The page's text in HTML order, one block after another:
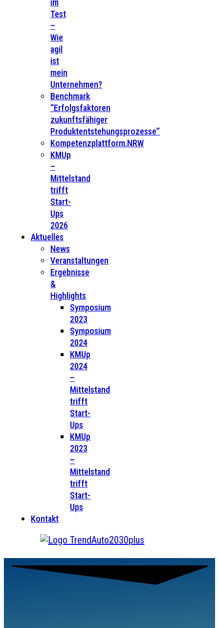
im
Test
–
Wie
agil
ist
mein
Unternehmen?
Benchmark
“Erfolgsfaktoren
zukunftsfähiger
Produktentstehungsprozesse”
Kompetenzplattform.NRW
KMUp
–
Mittelstand
trifft
Start-
Ups
2026
Aktuelles
News
Veranstaltungen
Ergebnisse
&
Highlights
Symposium
2023
Symposium
2024
KMUp
2024
–
Mittelstand
trifft
Start-
Ups
KMUp
2023
–
Mittelstand
trifft
Start-
Ups
Kontakt